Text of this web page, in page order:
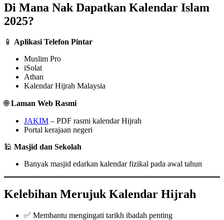
Di Mana Nak Dapatkan Kalendar Islam
2025?
📱 Aplikasi Telefon Pintar
Muslim Pro
iSolat
Athan
Kalendar Hijrah Malaysia
🌐Laman Web Rasmi
JAKIM – PDF rasmi kalendar Hijrah
Portal kerajaan negeri
🕌 Masjid dan Sekolah
Banyak masjid edarkan kalendar fizikal pada awal tahun
Kelebihan Merujuk Kalendar Hijrah
✅ Membantu mengingati tarikh ibadah penting